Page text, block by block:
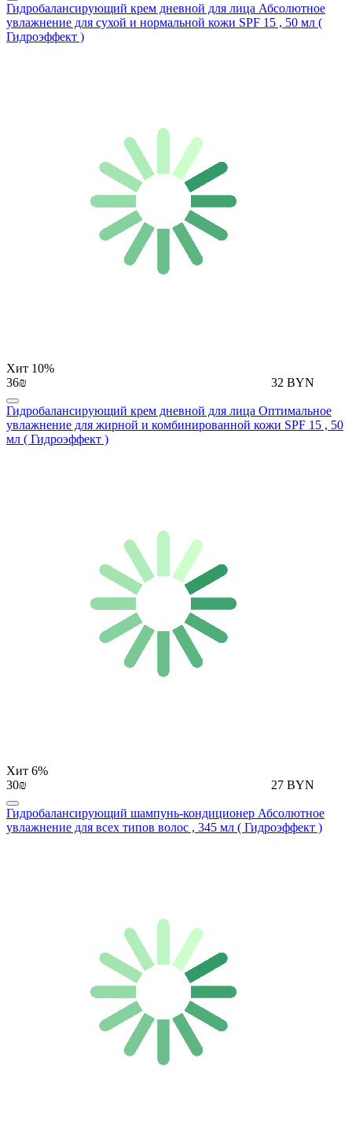
Гидробалансирующий крем дневной для лица Абсолютное
увлажнение для сухой и нормальной кожи SPF 15 , 50 мл (
Гидроэффект )
Хит 10%
36₪
32 BYN
Гидробалансирующий крем дневной для лица Оптимальное
увлажнение для жирной и комбинированной кожи SPF 15 , 50
мл ( Гидроэффект )
Хит 6%
30₪
27 BYN
Гидробалансирующий шампунь-кондиционер Абсолютное
увлажнение для всех типов волос , 345 мл ( Гидроэффект )